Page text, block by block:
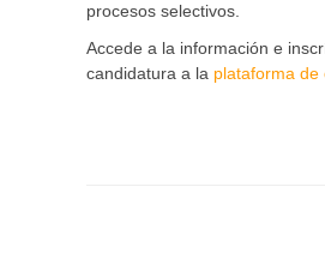
procesos selectivos.
Accede a la información e
candidatura a la plataforma de